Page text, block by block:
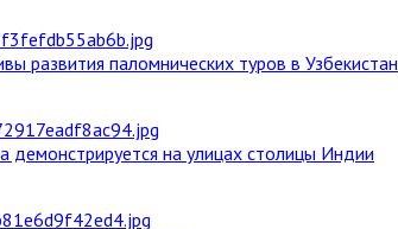
развития паломнических туров в Узбекистан
демонстрируется на улицах столицы Индии